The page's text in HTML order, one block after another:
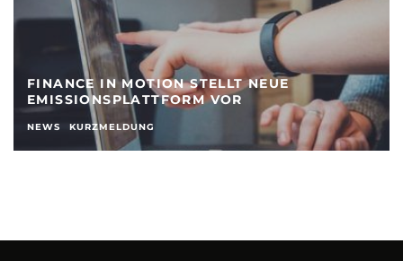
FINANCE IN MOTION STELLT NEUE
EMISSIONSPLATTFORM VOR
NEWS KURZMELDUNG